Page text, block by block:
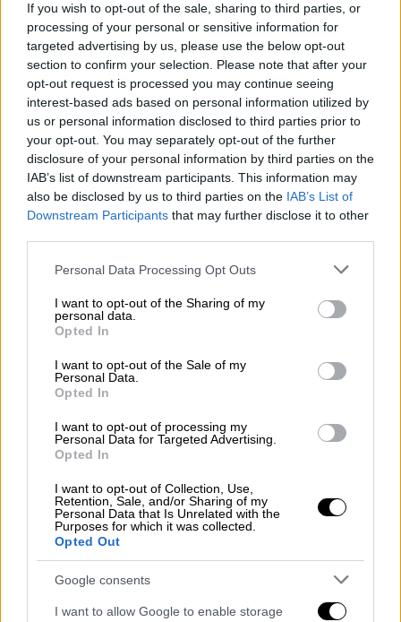
If you wish to opt-out of the sale, sharing to third parties, or
processing of your personal or sensitive information for
targeted advertising by us, please use the below opt-out
section to confirm your selection. Please note that after your
opt-out request is processed you may continue seeing
interest-based ads based on personal information utilized by
us or personal information disclosed to third parties prior to
your opt-out. You may separately opt-out of the further
disclosure of your personal information by third parties on the
IAB’s list of downstream participants. This information may
also be disclosed by us to third parties on the IAB’s List of
Downstream Participants that may further disclose it to other
Please note that this website/app uses one or more Google
not limited to your visit or usage behaviour. You may click to
grant or deny consent to Google and its third-party tags to
use your data for below specified purposes in below Google
consent section.
Personal Data Processing Opt Outs
I want to opt-out of the Sharing of my
personal data.
Opted In
I want to opt-out of the Sale of my
Personal Data.
Opted In
I want to opt-out of processing my
Personal Data for Targeted Advertising.
Opted In
I want to opt-out of Collection, Use,
Retention, Sale, and/or Sharing of my
Personal Data that Is Unrelated with the
Purposes for which it was collected.
Opted Out
Google consents
I want to allow Google to enable storage
Τεταμένοείναι το κλίμα στην Κεντρική
Επιτροπή τουΣΥΡΙΖΑμε τηνΘεοδώρα
Τζάκρηνα εξαπολύει πυρά στηΡάνια
Σβίγκουκαι τους «87 » για την καθυστέρηση
της έναρξης των διαδικασιών.
ΔΙΑΒΑΣΤΕ ΕΠΙΣΗΣ
Πολιτική|12.10.2024 12:32
ΣΥΡΙΖΑ: Σε βαρύ κλίμα συνεδριάζει η
ΚΕ - Ένταση με το «καλημέρα»
Οι δηλώσεις της Τζάκρη
Όπως δήλωσε η κυρίαΤζάκρη
δημοσιογράφους: «Μιάμιση ώρα μετά την
ώρα έναρξης οι εργασίες δεν έχουν αρχίσει
επειδή δεν υπάρχει απαρτία η Γραμματέας
μεταθέτουν συνεχώς την ώρα έναρξης των
διαδικασιών, καλώντας μέλη να προσέλθουν
τα οποία όμως αρνούνται να νομιμοποίησουν
την εκτροπή. Τομόνο που μένει να
αποκλείσουν με διάταγμα την συμμέτοχη του
Στεφάνου Κασσελάκηστις εκλογές».